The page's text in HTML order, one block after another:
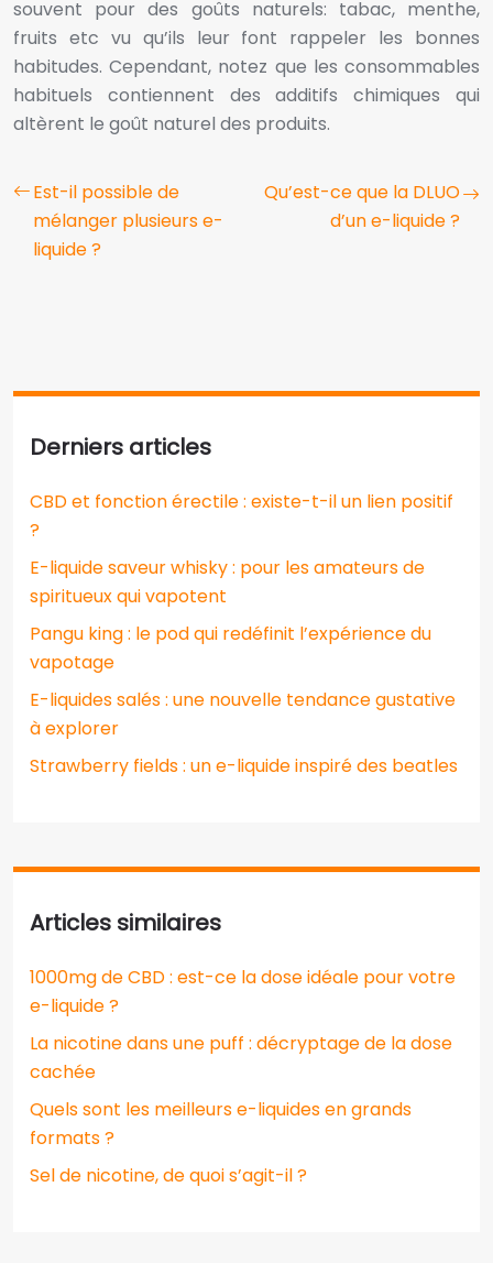
souvent pour des goûts naturels: tabac, menthe,
fruits etc vu qu’ils leur font rappeler les bonnes
habitudes. Cependant, notez que les consommables
habituels contiennent des additifs chimiques qui
altèrent le goût naturel des produits.
Est-il possible de
mélanger plusieurs e-
liquide ?
Qu’est-ce que la DLUO
d’un e-liquide ?
Derniers articles
CBD et fonction érectile : existe-t-il un lien positif
?
E-liquide saveur whisky : pour les amateurs de
spiritueux qui vapotent
Pangu king : le pod qui redéfinit l’expérience du
vapotage
E-liquides salés : une nouvelle tendance gustative
à explorer
Strawberry fields : un e-liquide inspiré des beatles
Articles similaires
1000mg de CBD : est-ce la dose idéale pour votre
e-liquide ?
La nicotine dans une puff : décryptage de la dose
cachée
Quels sont les meilleurs e-liquides en grands
formats ?
Sel de nicotine, de quoi s’agit-il ?